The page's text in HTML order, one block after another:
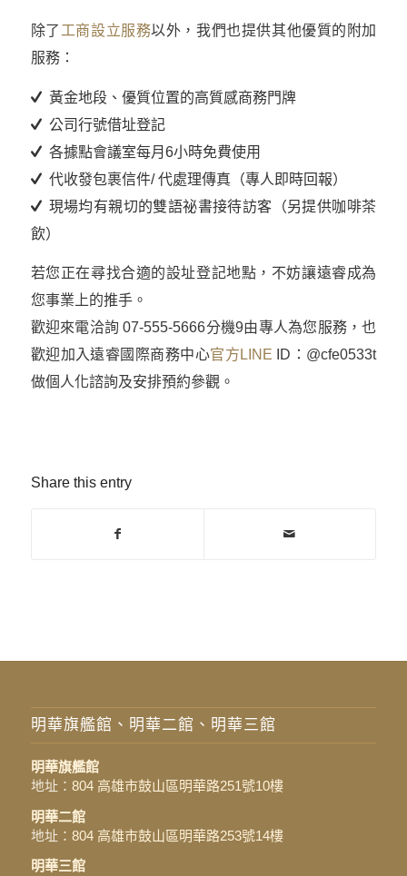
除了 工商設立服務以外，我們也提供其他優質的附加
服務：
黃金地段、優質位置的高質感商務門牌
公司行號借址登記
各據點會議室每月6小時免費使用
代收發包裹信件/ 代處理傳真（專人即時回報）
現場均有親切的雙語祕書接待訪客（另提供咖啡茶
飲）​
若您正在尋找合適的設址登記地點，不妨讓遠睿成為
您事業上的推手。
歡迎來電洽詢 07-555-5666分機9由專人為您服務，也
歡迎加入遠睿國際商務中心官方LINE ID：@cfe0533t
做個人化諮詢及安排預約參觀。
Share this entry
明華旗艦館、明華二館、明華三館
明華旗艦館
地址： 804 高雄市鼓山區明華路251號10樓
明華二館
地址： 804 高雄市鼓山區明華路253號14樓
明華三館